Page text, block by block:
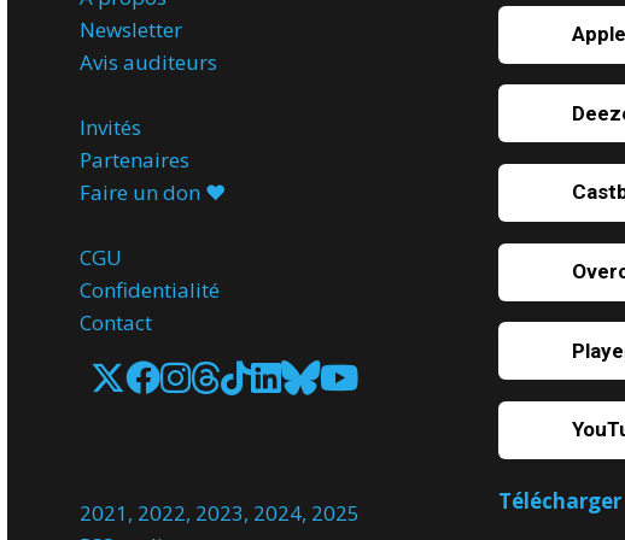
Newsletter
Avis auditeurs
Invités
Partenaires
Faire un don ♥️
CGU
Confidentialité
Contact
2021, 2022, 2023, 2024, 2025